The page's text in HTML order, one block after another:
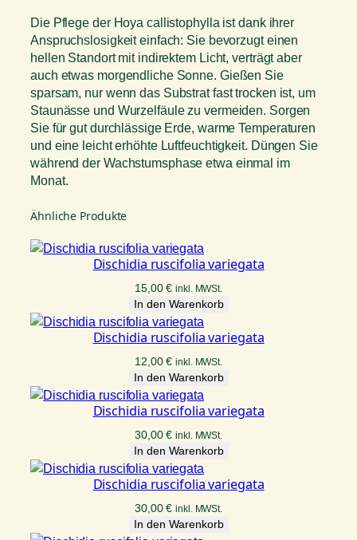
Die Pflege der Hoya callistophylla ist dank ihrer
Anspruchslosigkeit einfach: Sie bevorzugt einen
hellen Standort mit indirektem Licht, verträgt aber
auch etwas morgendliche Sonne. Gießen Sie
sparsam, nur wenn das Substrat fast trocken ist, um
Staunässe und Wurzelfäule zu vermeiden. Sorgen
Sie für gut durchlässige Erde, warme Temperaturen
und eine leicht erhöhte Luftfeuchtigkeit. Düngen Sie
während der Wachstumsphase etwa einmal im
Monat.
Ähnliche Produkte
Dischidia ruscifolia variegata
15,00€ inkl. MWSt.
In den Warenkorb
Dischidia ruscifolia variegata
12,00€ inkl. MWSt.
In den Warenkorb
Dischidia ruscifolia variegata
30,00€ inkl. MWSt.
In den Warenkorb
Dischidia ruscifolia variegata
30,00€ inkl. MWSt.
In den Warenkorb